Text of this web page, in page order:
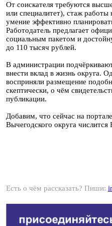
От соискателя требуются
или специалитет), стаж работы
умение эффективно
Работодатель предлагает
социальным пакетом и
до 110 тысяч рублей.
В администрации
внести вклад в жизнь округа.
восприняли размещение
скептически, о чём
публикации.
Добавим, что сейчас на
Вычегодского округа
Есть о чём рассказать? Пиши: